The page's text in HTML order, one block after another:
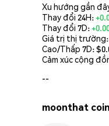
Xu hướng gần
Thay đổi 24H:
Thay đổi 7D:
Giá trị thị trường:
Cao/Thấp 7D: $
Cảm xúc cộng
--
moonthat